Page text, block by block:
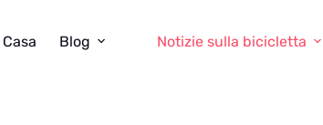
Casa Blog Notizie sulla bicicletta